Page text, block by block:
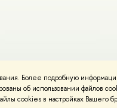
Более подробную
об использовании
cookies в настройках Вашего
Политика